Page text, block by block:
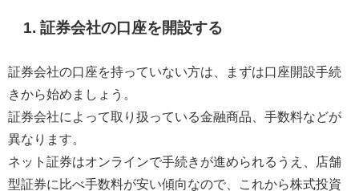
1. 証券会社の口座を開設する
証券会社の口座を持っていない方は、まずは口座開設手続
きから始めましょう。
証券会社によって取り扱っている金融商品、手数料などが
異なります。
ネット証券はオンラインで手続きが進められるうえ、店舗
型証券に比べ手数料が安い傾向なので、これから株式投資